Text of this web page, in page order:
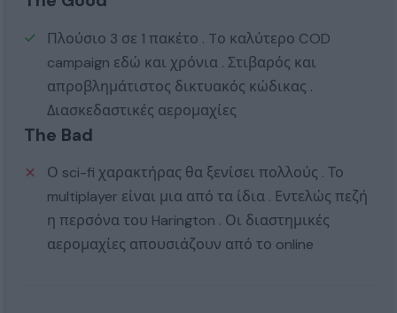
Πλούσιο 3 σε 1 πακέτο . Tο καλύτερο COD
campaign εδώ και χρόνια . Στιβαρός και
απροβλημάτιστος δικτυακός κώδικας .
Διασκεδαστικές αερομαχίες
The Bad
Ο sci-fi χαρακτήρας θα ξενίσει πολλούς . Το
multiplayer είναι μια από τα ίδια . Εντελώς πεζή
η περσόνα του Harington . Οι διαστημικές
αερομαχίες απουσιάζουν από το online